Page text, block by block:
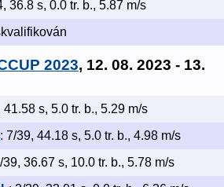
36.8 s, 0.0 tr. b., 5.87 m/s
2023, 12. 08. 2023 - 13.
41.58 s, 5.0 tr. b., 5.29 m/s
: 7/39, 44.18 s, 5.0 tr. b., 4.98 m/s
39, 36.67 s, 10.0 tr. b., 5.78 m/s